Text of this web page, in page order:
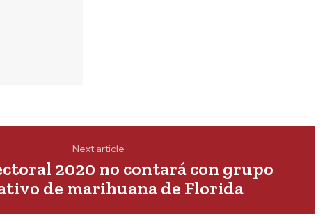
Next article
2020 no contará con grupo
de marihuana de Florida